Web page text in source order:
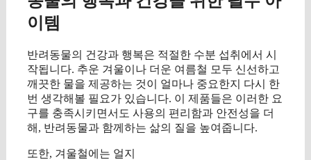
이템
반려동물의 건강과 행복은 적절한 수분 섭취에서 시
작됩니다. 추운 겨울이나 더운 여름철 모두 신선하고
깨끗한 물을 제공하는 것이 얼마나 중요한지 다시 한
번 생각해볼 필요가 있습니다. 이 제품들은 이러한 요
구를 충족시키면서도 사용의 편리함과 안전성을 더
해, 반려동물과 함께하는 삶의 질을 높여줍니다.
또한, 겨울철에는 얼지